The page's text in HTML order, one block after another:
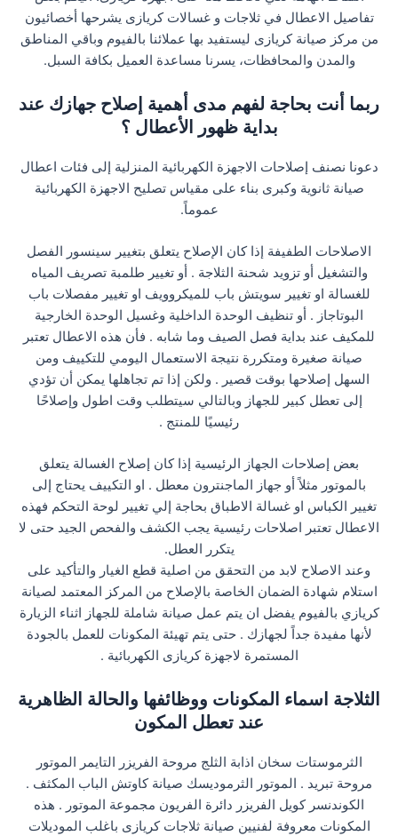
تفاصيل الاعطال في ثلاجات و غسالات كريازى يشرحها أخصائيون
من مركز صيانة كريازى ليستفيد بها عملائنا بالفيوم وباقي المناطق
والمدن والمحافظات، يسرنا مساعدة العميل بكافة السبل.
ربما أنت بحاجة لفهم مدى أهمية إصلاح جهازك عند
بداية ظهور الأعطال ؟
دعونا نصنف إصلاحات الاجهزة الكهربائية المنزلية إلى فئات اعطال
صيانة ثانوية وكبرى بناء على مقياس تصليح الاجهزة الكهربائية
عموماً.
الاصلاحات الطفيفة إذا كان الإصلاح يتعلق بتغيير سينسور الفصل
والتشغيل أو تزويد شحنة الثلاجة . أو تغيير طلمبة تصريف المياه
للغسالة او تغيير سويتش باب للميكروويف او تغيير مفصلات باب
البوتاجاز . أو تنظيف الوحدة الداخلية وغسيل الوحدة الخارجية
للمكيف عند بداية فصل الصيف وما شابه . فأن هذه الاعطال تعتبر
صيانة صغيرة ومتكررة نتيجة الاستعمال اليومي للتكييف ومن
السهل إصلاحها بوقت قصير . ولكن إذا تم تجاهلها يمكن أن تؤدي
إلى تعطل كبير للجهاز وبالتالي سيتطلب وقت اطول وإصلاحًا
رئيسيًا للمنتج .
بعض إصلاحات الجهاز الرئيسية إذا كان إصلاح الغسالة يتعلق
بالموتور مثلاً أو جهاز الماجنترون معطل . او التكييف يحتاج إلى
تغيير الكباس او غسالة الاطباق بحاجة إلي تغيير لوحة التحكم فهذه
الاعطال تعتبر اصلاحات رئيسية يجب الكشف والفحص الجيد حتى لا
يتكرر العطل.
وعند الاصلاح لابد من التحقق من اصلية قطع الغيار والتأكيد على
استلام شهادة الضمان الخاصة بالإصلاح من المركز المعتمد لصيانة
كريازي بالفيوم يفضل ان يتم عمل صيانة شاملة للجهاز اثناء الزيارة
لأنها مفيدة جداً لجهازك . حتى يتم تهيئة المكونات للعمل بالجودة
المستمرة لاجهزة كريازى الكهربائية .
الثلاجة اسماء المكونات ووظائفها والحالة الظاهرية
عند تعطل المكون
الثرموستات سخان اذابة الثلج مروحة الفريزر التايمر الموتور
مروحة تبريد . الموتور الثرموديسك صيانة كاوتش الباب المكثف .
الكوندنسر كويل الفريزر دائرة الفريون مجموعة الموتور . هذه
المكونات معروفة لفنيين صيانة ثلاجات كريازى باغلب الموديلات